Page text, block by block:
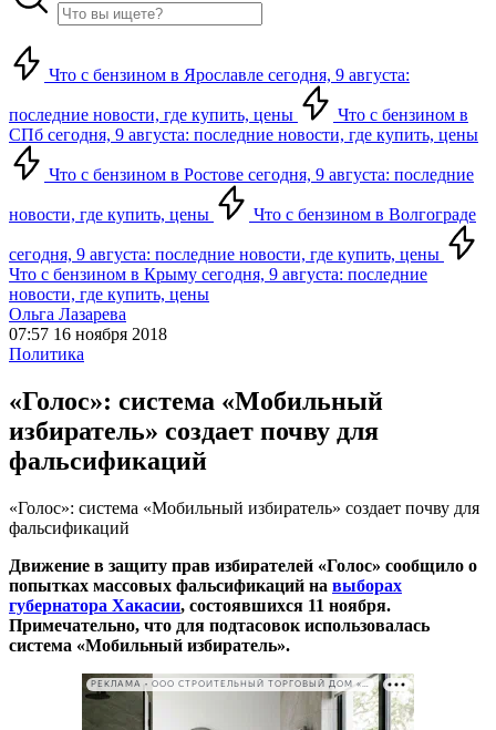
Что с бензином в Ярославле сегодня, 9 августа:
последние новости, где купить, цены
Что с бензином в
СПб сегодня, 9 августа: последние новости, где купить, цены
Что с бензином в Ростове сегодня, 9 августа: последние
новости, где купить, цены Что с бензином в Волгограде
сегодня, 9 августа: последние новости, где купить, цены
Что с бензином в Крыму сегодня, 9 августа: последние
новости, где купить, цены
Ольга Лазарева
07:57 16 ноября 2018
Политика
«Голос»: система «Мобильный
избиратель» создает почву для
фальсификаций
«Голос»: система «Мобильный избиратель» создает почву для
фальсификаций
Движение в защиту прав избирателей «Голос» сообщило о
попытках массовых фальсификаций на выборах
губернатора Хакасии, состоявшихся 11 ноября.
Примечательно, что для подтасовок использовалась
система «Мобильный избиратель».
РЕКЛАМА • ООО СТРОИТЕЛЬНЫЙ ТОРГОВЫЙ ДОМ «ПЕТРОВИЧ». ИНН: 7802348846